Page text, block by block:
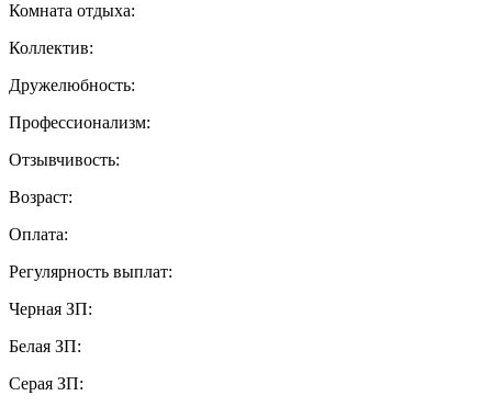
Комната отдыха:
Коллектив:
Дружелюбность:
Профессионализм:
Отзывчивость:
Возраст:
Оплата:
Регулярность выплат:
Черная ЗП:
Белая ЗП:
Серая ЗП: